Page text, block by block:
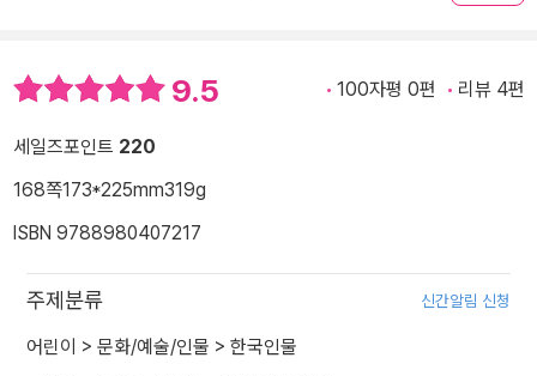
9.5 100자평 0편 리뷰 4편
세일즈포인트 220
168쪽173*225mm319g
ISBN 9788980407217
주제분류 신간알림 신청
어린이 > 문화/예술/인물 > 한국인물